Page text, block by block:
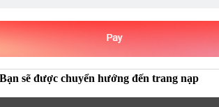
sẽ được chuyển hướng đến trang nạp